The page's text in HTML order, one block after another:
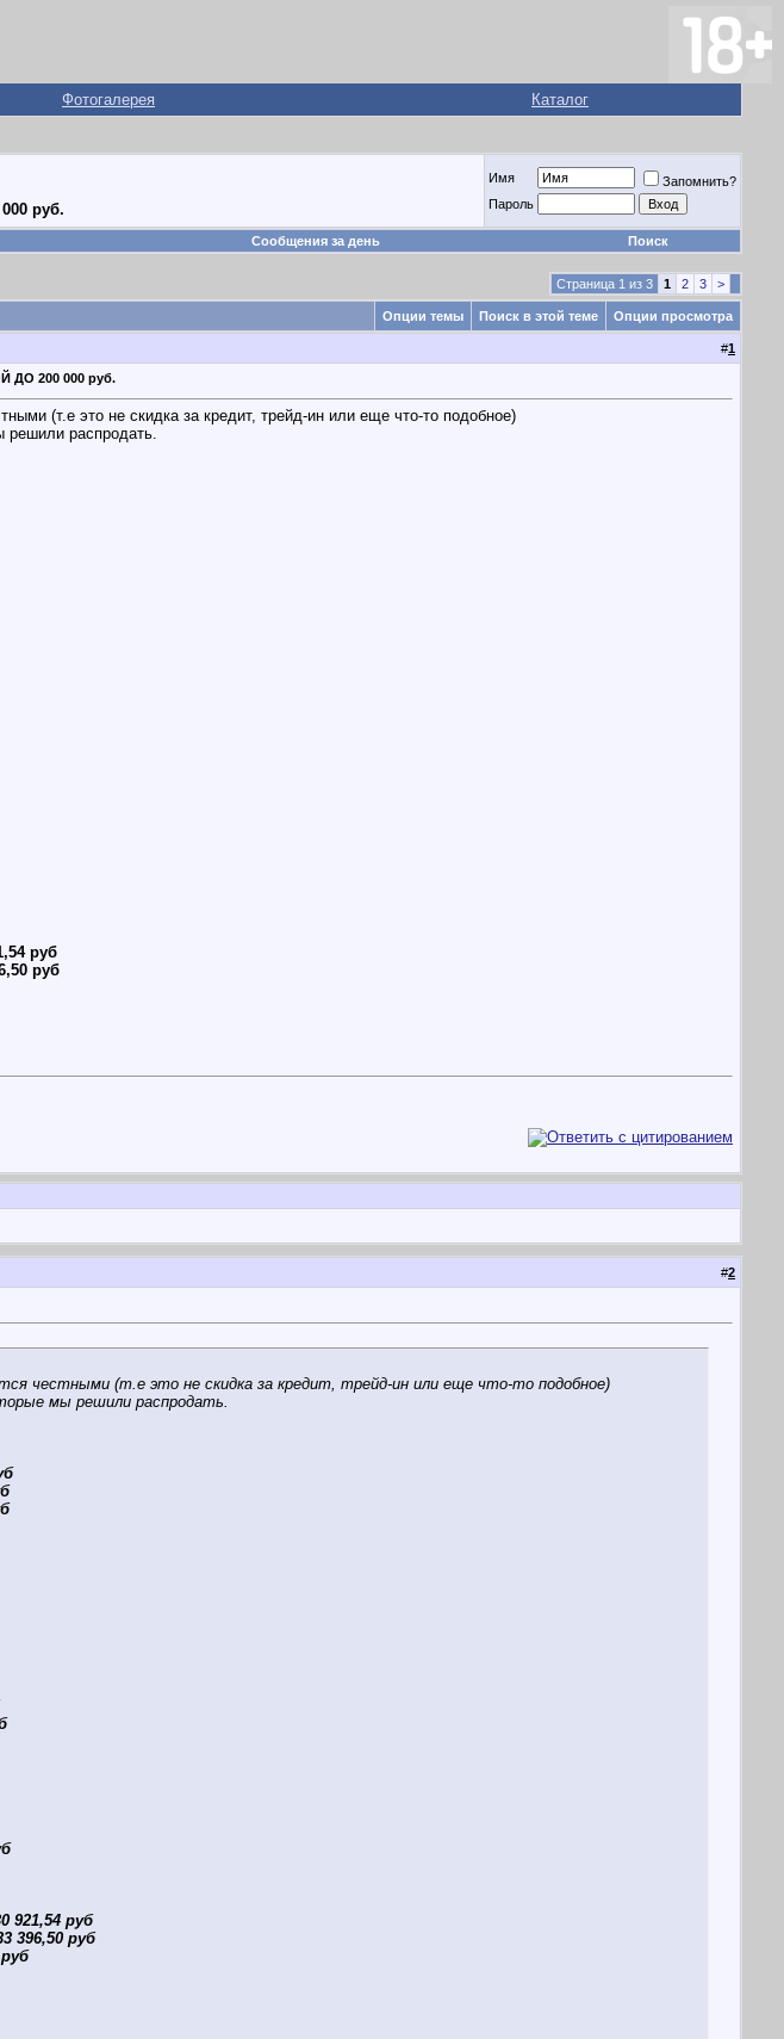
Фотогалерея Каталог
руб.
Имя
Запомнить?
Пароль
Сообщения за день Поиск
Страница 1 из 3 1 2 3 >
Опции темы Поиск в этой теме Опции просмотра
#1
200 000 руб.
(т.е это не скидка за кредит, трейд-ин или еще что-то подобное)
решили распродать.
руб
руб
#2
честными (т.е это не скидка за кредит, трейд-ин или еще что-то подобное)
мы решили распродать.
921,54 руб
396,50 руб